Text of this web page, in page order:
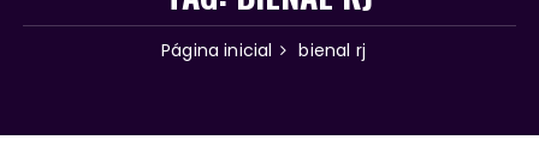
Página inicial bienal rj